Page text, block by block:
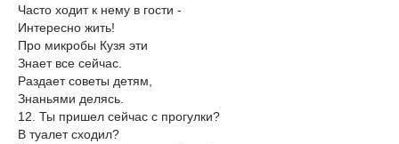
Часто ходит к нему в гости -
Интересно жить!
Про микробы Кузя эти
Знает все сейчас.
Раздает советы детям,
Знаньями делясь.
12. Ты пришел сейчас с прогулки?
В туалет сходил?